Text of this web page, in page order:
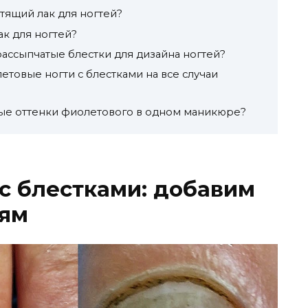
лак для ногтей?
для ногтей?
блестки для дизайна ногтей?
ногти с блестками на все случаи
оттенки фиолетового в одном маникюре?
блестками: добавим